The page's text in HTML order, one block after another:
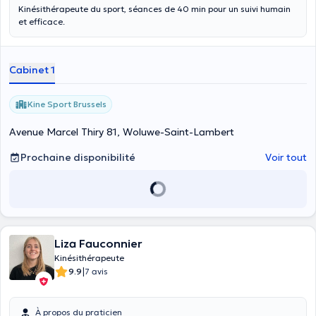
Kinésithérapeute du sport, séances de 40 min pour un suivi humain
et efficace.
Cabinet 1
Kine Sport Brussels
Avenue Marcel Thiry 81, Woluwe-Saint-Lambert
Prochaine disponibilité
Voir tout
Liza Fauconnier
Kinésithérapeute
9.9|7 avis
À propos du praticien